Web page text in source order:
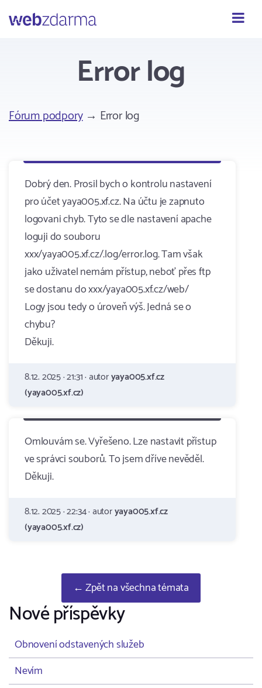
Webzdarma
Error log
Fórum podpory→ Error log
Dobrý den. Prosil bych o kontrolu nastavení
pro účet yaya005.xf.cz. Na účtu je zapnuto
logovani chyb. Tyto se dle nastavení apache
loguji do souboru
xxx/yaya005.xf.cz/.log/error.log. Tam však
jako uživatel nemám přístup, neboť přes ftp
se dostanu do xxx/yaya005.xf.cz/web/
Logy jsou tedy o úroveň výš. Jedná se o
chybu?
Děkuji.
8.12. 2025 · 21:31 · autoryaya005.xf.cz
(yaya005.xf.cz)
Omlouvám se. Vyřešeno. Lze nastavit přístup
ve správci souborů. To jsem dříve nevěděl.
Děkuji.
8.12. 2025 · 22:34 · autoryaya005.xf.cz
(yaya005.xf.cz)
← Zpět na všechna témata
Nové příspěvky
Obnovení odstavených služeb
Nevím